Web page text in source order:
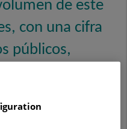
con una cifra
públicos,
operación, así
posteriores.